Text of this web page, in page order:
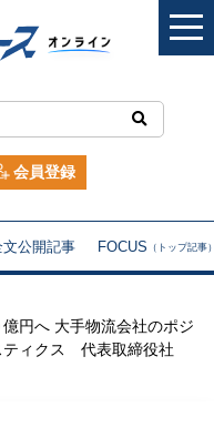
会員登録
文公開記事 FOCUS （トップ記事
円へ 大手物流会社のポジ
ティクス 代表取締役社